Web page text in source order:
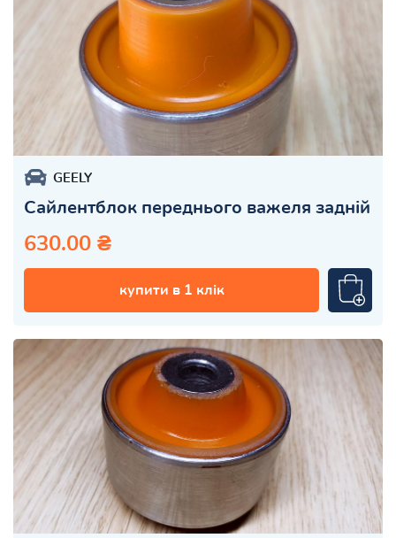
GEELY
Сайлентблок переднього важеля задній
630.00 ₴
купити в 1 клік